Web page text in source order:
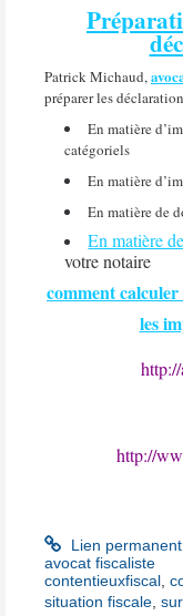
Patrick Michaud,
préparer les
En matière
catégoriels
En matière
En matière de
En matière
votre notaire
comment
les
http://
Lien permanent
avocat fiscaliste
contentieuxfiscal
situation fiscale